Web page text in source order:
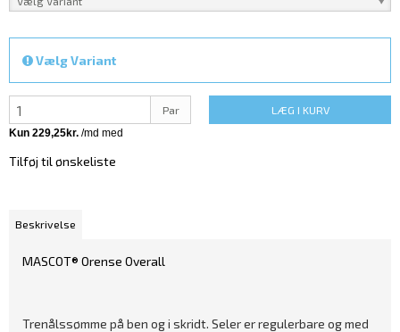
Vælg Variant
Par LÆG I KURV
Tilføj til ønskeliste
Beskrivelse
MASCOT® Orense Overall
Trenålssømme på ben og i skridt. Seler er regulerbare og med